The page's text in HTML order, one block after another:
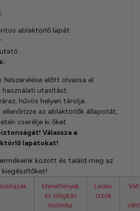
ablaktörlő lapát
felszerelése előtt olvassa el
használati utasítást.
hűvös helyen tárolja.
ellenőrizze az ablaktörlők állapotát,
cserélje ki őket.
Válassza a
lapátokat!
között és találd meg az
Menetfények
és világítás
technika
Ledes
izzók